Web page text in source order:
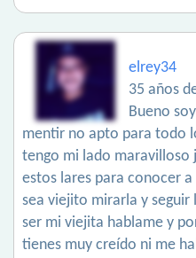
elrey34
35 años
Bueno
mentir no apto para todo
tengo mi lado maravilloso
estos lares para conocer
sea viejito mirarla y
ser mi viejita hablame y
tienes muy creído ni me